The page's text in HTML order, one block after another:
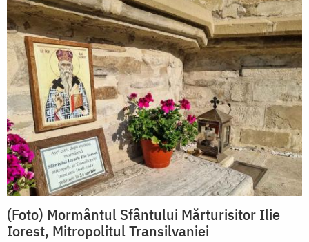
(Foto) Mormântul Sfântului Mărturisitor Ilie
Iorest, Mitropolitul Transilvaniei